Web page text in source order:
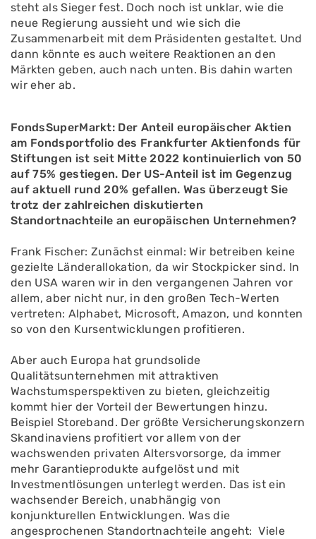
steht als Sieger fest. Doch noch ist unklar, wie die
neue Regierung aussieht und wie sich die
Zusammenarbeit mit dem Präsidenten gestaltet. Und
dann könnte es auch weitere Reaktionen an den
Märkten geben, auch nach unten. Bis dahin warten
wir eher ab.
FondsSuperMarkt: Der Anteil europäischer Aktien
am Fondsportfolio des Frankfurter Aktienfonds für
Stiftungen ist seit Mitte 2022 kontinuierlich von 50
auf 75% gestiegen. Der US-Anteil ist im Gegenzug
auf aktuell rund 20% gefallen. Was überzeugt Sie
trotz der zahlreichen diskutierten
Standortnachteile an europäischen Unternehmen?
Frank Fischer: Zunächst einmal: Wir betreiben keine
gezielte Länderallokation, da wir Stockpicker sind. In
den USA waren wir in den vergangenen Jahren vor
allem, aber nicht nur, in den großen Tech-Werten
vertreten: Alphabet, Microsoft, Amazon, und konnten
so von den Kursentwicklungen profitieren.
Aber auch Europa hat grundsolide
Qualitätsunternehmen mit attraktiven
Wachstumsperspektiven zu bieten, gleichzeitig
kommt hier der Vorteil der Bewertungen hinzu.
Beispiel Storeband. Der größte Versicherungskonzern
Skandinaviens profitiert vor allem von der
wachswenden privaten Altersvorsorge, da immer
mehr Garantieprodukte aufgelöst und mit
Investmentlösungen unterlegt werden. Das ist ein
wachsender Bereich, unabhängig von
konjunkturellen Entwicklungen. Was die
angesprochenen Standortnachteile angeht: Viele